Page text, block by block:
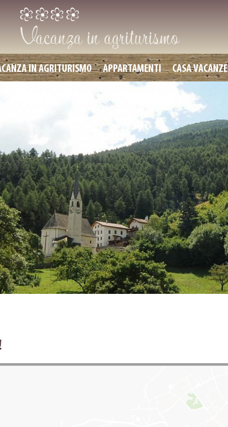
Vacanza in agriturismo
IN AGRITURISMO APPARTAMENTI CASA VACANZE